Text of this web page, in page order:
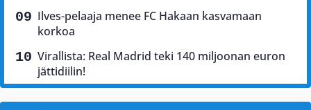
Ilves-pelaaja menee FC Hakaan kasvamaan
korkoa
Virallista: Real Madrid teki 140 miljoonan euron
jättidiilin!